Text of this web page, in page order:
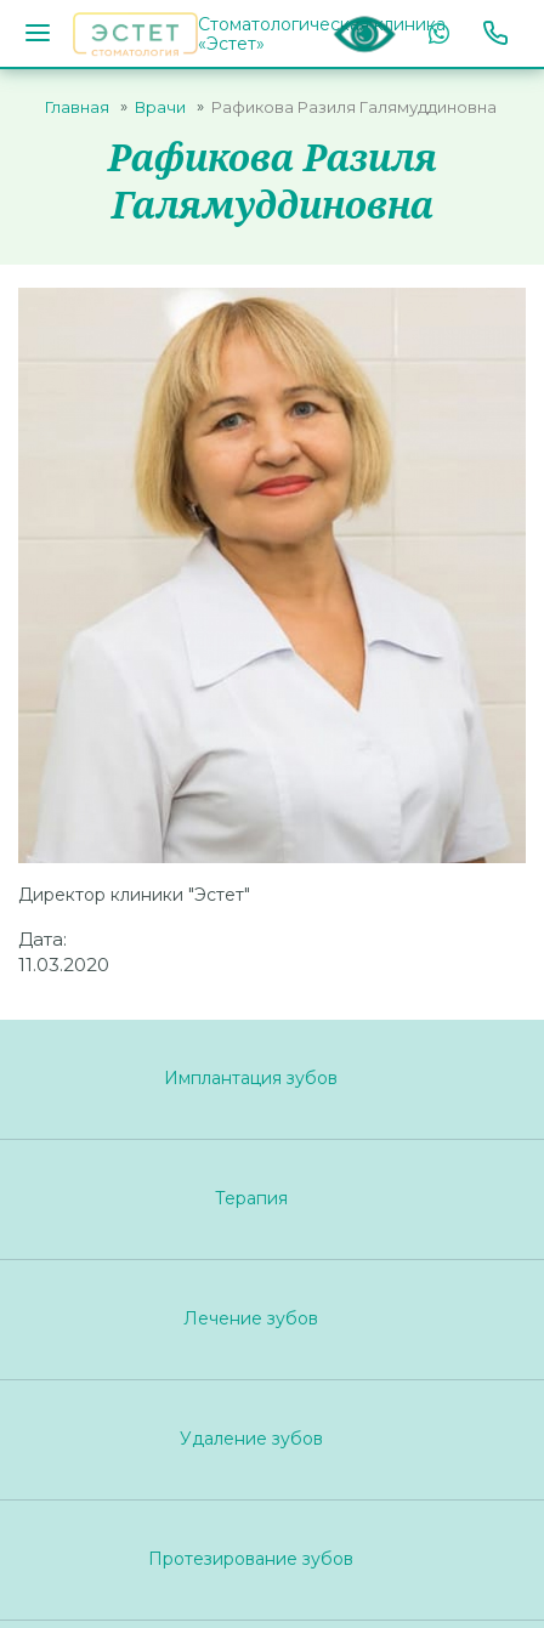
Стоматологическая клиника
«Эстет»
Главная Врачи Рафикова Разиля Галямуддиновна
Рафикова Разиля
Галямуддиновна
Директор клиники "Эстет"
Дата:
11.03.2020
Имплантация зубов
Терапия
Лечение зубов
Удаление зубов
Протезирование зубов